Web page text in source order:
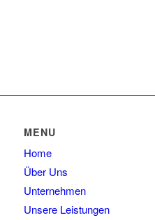
MENU
Home
Über Uns
Unternehmen
Unsere Leistungen